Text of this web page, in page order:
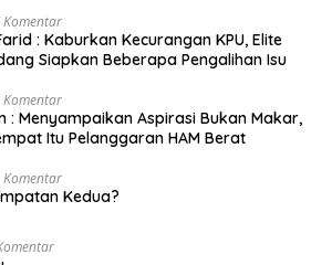
Komentar
: Kaburkan Kecurangan KPU, Elite
Siapkan Beberapa Pengalihan Isu
Komentar
: Menyampaikan Aspirasi Bukan Makar,
Itu Pelanggaran HAM Berat
Komentar
Kedua?